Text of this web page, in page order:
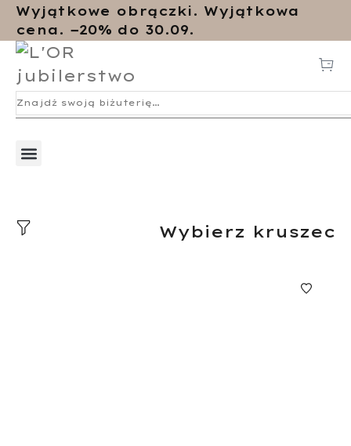
Wyjątkowe obrączki. Wyjątkowa
cena. −20% do 30.09.
Wybierz kruszec